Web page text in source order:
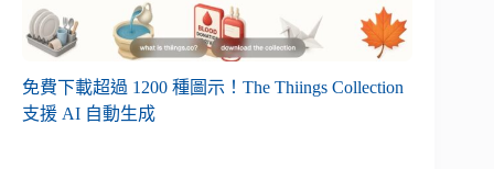
免費下載超過 1200 種圖示！The Thiings Collection
支援 AI 自動生成